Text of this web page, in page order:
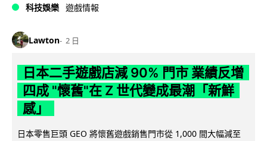
科技娛樂 遊戲情報
Lawton 2 日
日本二手遊戲店減 90% 門市 業績反增
四成 "懷舊"在 Z 世代變成最潮「新鮮
感」
日本零售巨頭 GEO 將懷舊遊戲銷售門市從 1,000 間大幅減至